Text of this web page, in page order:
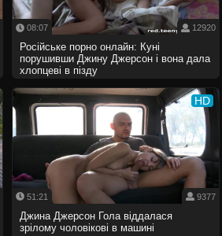
12920
08:07
Російське порно онлайн: Куні
порушивши Джину Джерсон і вона дала
хлопцеві в пізду
HD
9377
51:21
Джина Джерсон Гола віддалася
зрілому чоловікові в машині